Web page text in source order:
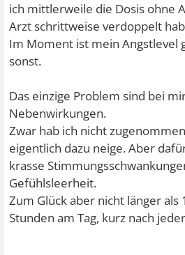
ich mittlerweile die Dosis ohne
Arzt schrittweise verdoppelt
Im Moment ist mein Angstlevel
sonst.
Das einzige Problem sind bei
Nebenwirkungen.
Zwar hab ich nicht
eigentlich dazu neige. Aber
krasse
Gefühlsleerheit.
Zum Glück aber nicht länger als
Stunden am Tag, kurz nach